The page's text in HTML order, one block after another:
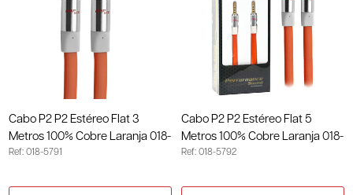
Cabo P2 P2 Estéreo Flat 3
Metros 100% Cobre Laranja 018-
5791
Ref: 018-5791
Cabo P2 P2 Estéreo Flat 5
Metros 100% Cobre Laranja 018-
5792
Ref: 018-5792